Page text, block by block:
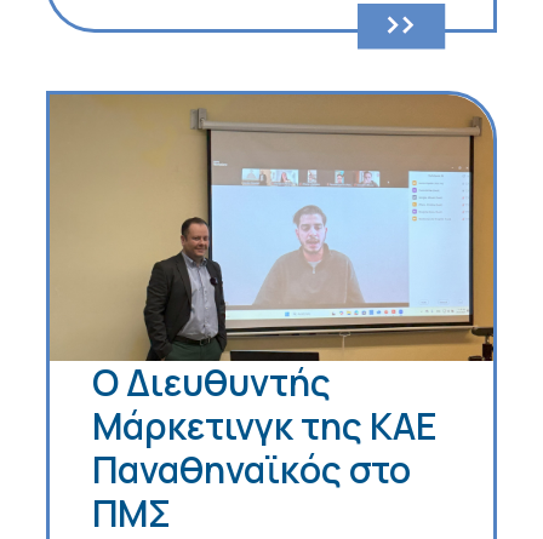
Ο Διευθυντής
Μάρκετινγκ της ΚΑΕ
Παναθηναϊκός στο
ΠΜΣ